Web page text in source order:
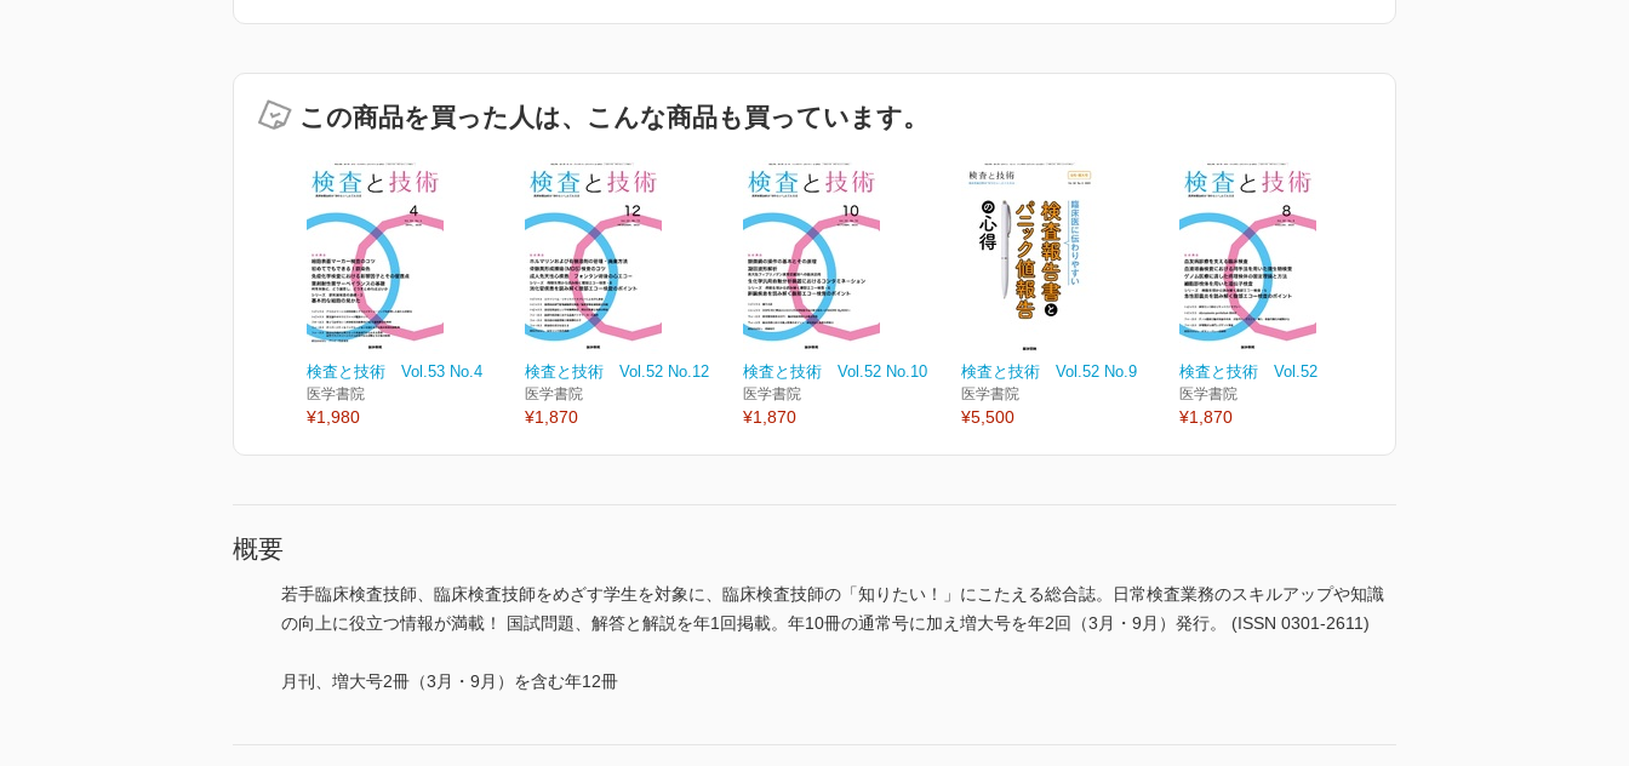
この商品を買った人は、こんな商品も買っています。
検査と技術 Vol.53 No.4
医学書院
¥1,980
検査と技術 Vol.52 No.12
医学書院
¥1,870
検査と技術 Vol.52 No.10
医学書院
¥1,870
検査と技術 Vol.52 No.9
医学書院
¥5,500
検査と技術 Vol.52 No.8
医学書院
¥1,870
概要
若手臨床検査技師、臨床検査技師をめざす学生を対象に、臨床検査技師の「知りたい！」にこたえる総合誌。日常検査業務のスキルアップや知識
の向上に役立つ情報が満載！ 国試問題、解答と解説を年1回掲載。年10冊の通常号に加え増大号を年2回（3月・9月）発行。 (ISSN 0301-2611)
月刊、増大号2冊（3月・9月）を含む年12冊